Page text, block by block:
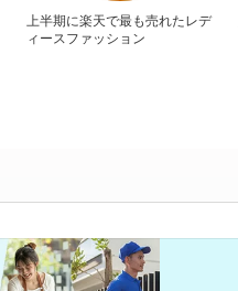
上半期に楽天で最も売れたレデ
ィースファッション